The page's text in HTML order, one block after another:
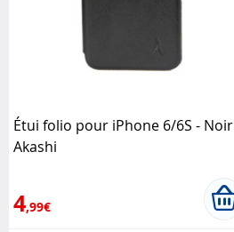
Étui folio pour iPhone 6/6S - Noir
Akashi
4,99€